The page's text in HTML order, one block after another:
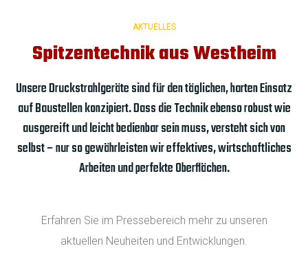
AKTUELLES
Spitzentechnik aus Westheim
Unsere Druckstrahlgeräte sind für den täglichen, harten Einsatz
auf Baustellen konzipiert. Dass die Technik ebenso robust wie
ausgereift und leicht bedienbar sein muss, versteht sich von
selbst – nur so gewährleisten wir effektives, wirtschaftliches
Arbeiten und perfekte Oberflächen.
Erfahren Sie im Pressebereich mehr zu unseren
aktuellen Neuheiten und Entwicklungen.